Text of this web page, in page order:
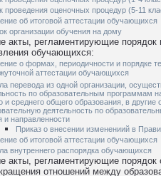
проведения оценочных процедур (5-11
об итоговой аттестации обучающихся
организации обучения на дому
акты, регламентирующие порядок
обучающихся:
о формах, периодичности и порядке
аттестации обучающихся
перевода из одной организации,
по образовательным программам
и среднего общего образования, в
деятельность по
и направленности
Приказ о внесении изменениий в
об итоговой аттестации обучающихся
внутреннего распорядка обучающихся
акты, регламентирующие порядок
отношений между